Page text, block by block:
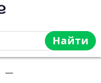
Найти
—